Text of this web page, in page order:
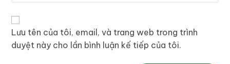
Lưu tên của tôi, email, và trang web trong trình
duyệt này cho lần bình luận kế tiếp của tôi.